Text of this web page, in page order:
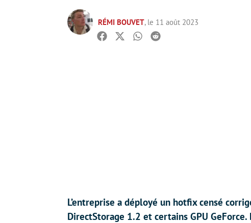
RÉMI BOUVET, le 11 août 2023
Facebook
TwitterWhatsapp
Reddit
L’entreprise a déployé un hotfix censé
DirectStorage 1.2 et certains GPU